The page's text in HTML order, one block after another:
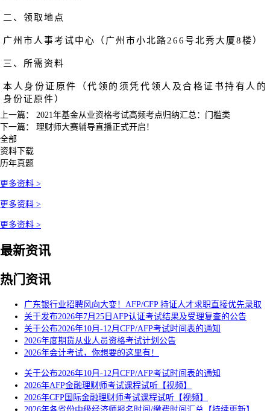
二、领取地点
广州市人事考试中心（广州市小北路266号北秀大厦8楼）
三、所需资料
本人身份证原件（代领的须凭代领人及合格证书持有人的
身份证原件）
上一篇： 2021年基金从业资格考试高频考点归纳汇总：门槛类
下一篇： 理财师大赛辅导直播正式开启！
全部
资料下载
历年真题
更多资料 >
更多资料 >
更多资料 >
最新资讯
热门资讯
广东银行业招聘风向大变！AFP/CFP 持证人才求职直接优先录取
关于发布2026年7月25日AFP认证考试结果及受理复查的公告
关于公布2026年10月-12月CFP/AFP考试时间表的通知
2026年度期货从业人员资格考试计划公告
2026年会计考试，你想要的这里有！
关于公布2026年10月-12月CFP/AFP考试时间表的通知
2026年AFP金融理财师考试课程试听【视频】
2026年CFP国际金融理财师考试课程试听【视频】